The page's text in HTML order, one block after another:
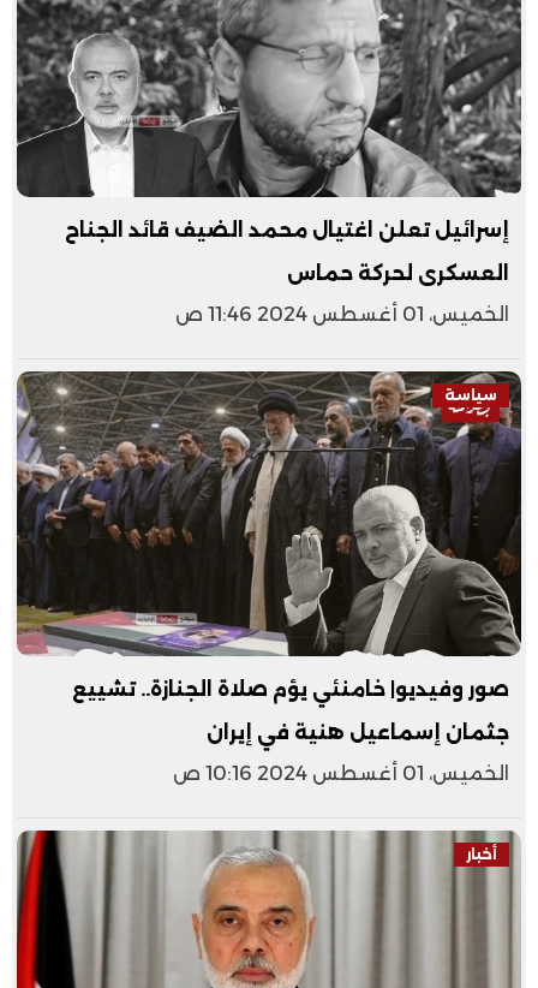
إسرائيل تعلن اغتيال محمد الضيف قائد الجناح
العسكرى لحركة حماس
الخميس، 01 أغسطس 2024 11:46 ص
سياسة
صور وفيديو| خامنئي يؤم صلاة الجنازة.. تشييع
جثمان إسماعيل هنية في إيران
الخميس، 01 أغسطس 2024 10:16 ص
أخبار